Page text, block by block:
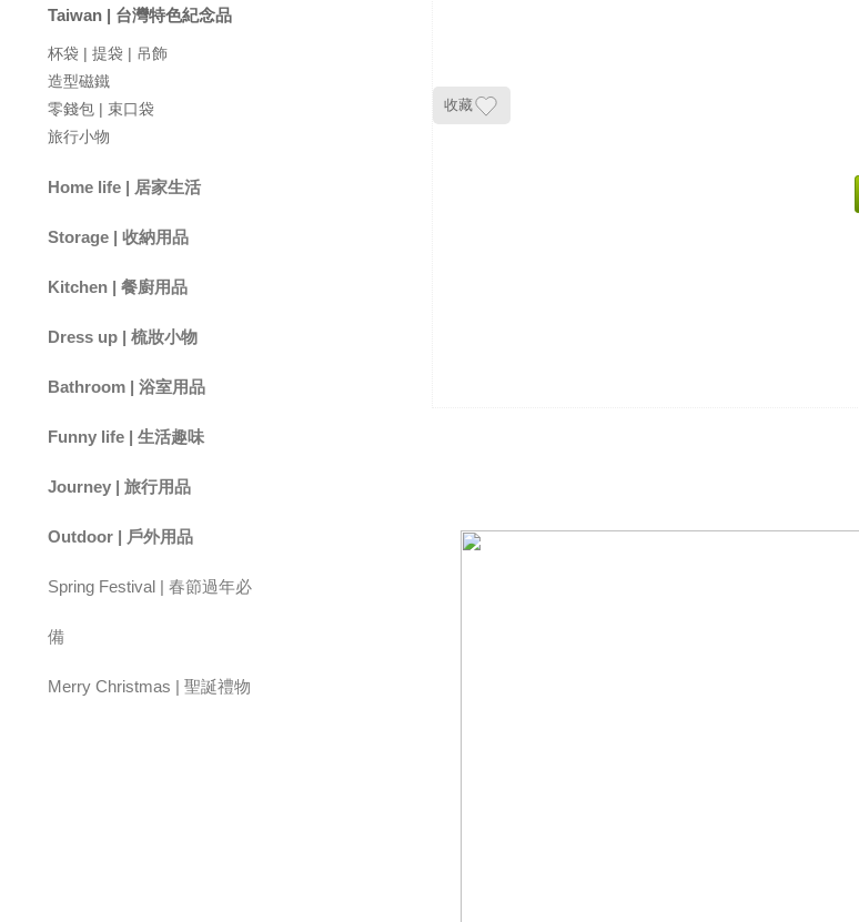
Taiwan | 台灣特色紀念品
杯袋 | 提袋 | 吊飾
造型磁鐵
零錢包 | 束口袋
旅行小物
Home life | 居家生活
香氛 | 精油
拖鞋 | 襪子
小家電 | 時鐘
手機支架 | 掛繩
居家小物
Storage | 收納用品
掛勾 | 掛架
收納籃 | 收納架
桌面收納 | 面紙盒
Kitchen | 餐廚用品
筷架 | 瀝水架
杯墊 | 隔熱墊
便當袋 | 環保杯袋
水杯 | 水瓶 | 保溫瓶
筷子 | 湯匙 | 叉子 | 刀子
Dress up | 梳妝小物
包包 | 化妝包
梳子 | 氣墊梳
摺疊鏡 | 化妝鏡 | 隨身鏡
髮圈 | 髮夾 | 髮帶 | 髮箍
Bathroom | 浴室用品
地墊 | 腳踏墊
毛巾 | 擦手巾
Funny life | 生活趣味
玩偶 | 吊飾
玩具 | 桌遊
文具 | 卡套
Journey | 旅行用品
收納包 | 行李袋
分裝瓶 | 旅行小物
行李秤 | 束帶 | 吊牌 | 證件
Outdoor | 戶外用品
Spring Festival | 春節過年必
備
Merry Christmas | 聖誕禮物
收藏